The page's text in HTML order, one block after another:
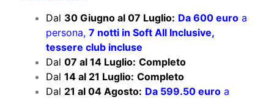
Dal 30 Giugno al 07 Luglio: Da 600 euro a
persona, 7 notti in Soft All Inclusive,
tessere club incluse
Dal 07 al 14 Luglio: Completo
Dal 14 al 21 Luglio: Completo
Dal 21 al 04 Agosto: Da 599.50 euro a